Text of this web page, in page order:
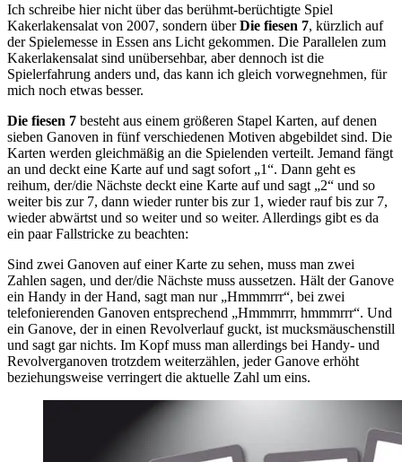
Ich schreibe hier nicht über das berühmt-berüchtigte Spiel
Kakerlakensalat von 2007, sondern überDie fiesen 7, kürzlich auf
der Spielemesse in Essen ans Licht gekommen. Die Parallelen zum
Kakerlakensalat sind unübersehbar, aber dennoch ist die
Spielerfahrung anders und, das kann ich gleich vorwegnehmen, für
mich noch etwas besser.
Die fiesen 7 besteht aus einem größeren Stapel Karten, auf denen
sieben Ganoven in fünf verschiedenen Motiven abgebildet sind. Die
Karten werden gleichmäßig an die Spielenden verteilt. Jemand fängt
an und deckt eine Karte auf und sagt sofort „1“. Dann geht es
reihum, der/die Nächste deckt eine Karte auf und sagt „2“ und so
weiter bis zur 7, dann wieder runter bis zur 1, wieder rauf bis zur 7,
wieder abwärtst und so weiter und so weiter. Allerdings gibt es da
ein paar Fallstricke zu beachten:
Sind zwei Ganoven auf einer Karte zu sehen, muss man zwei
Zahlen sagen, und der/die Nächste muss aussetzen. Hält der Ganove
ein Handy in der Hand, sagt man nur „Hmmmrrr“, bei zwei
telefonierenden Ganoven entsprechend „Hmmmrrr, hmmmrrr“. Und
ein Ganove, der in einen Revolverlauf guckt, ist mucksmäuschenstill
und sagt gar nichts. Im Kopf muss man allerdings bei Handy- und
Revolverganoven trotzdem weiterzählen, jeder Ganove erhöht
beziehungsweise verringert die aktuelle Zahl um eins.